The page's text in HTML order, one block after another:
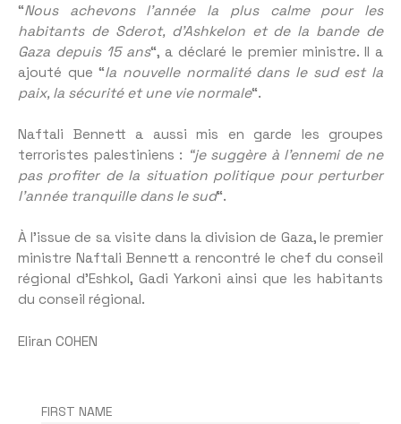
“Nous achevons l’année la plus calme pour les
habitants de Sderot, d’Ashkelon et de la bande de
Gaza depuis 15 ans“, a déclaré le premier ministre. Il a
ajouté que “la nouvelle normalité dans le sud est la
paix, la sécurité et une vie normale“.
Naftali Bennett a aussi mis en garde les groupes
terroristes palestiniens : “je suggère à l’ennemi de ne
pas profiter de la situation politique pour perturber
l’année tranquille dans le sud“.
À l’issue de sa visite dans la division de Gaza, le premier
ministre Naftali Bennett a rencontré le chef du conseil
régional d’Eshkol, Gadi Yarkoni ainsi que les habitants
du conseil régional.
Eliran COHEN
FIRST NAME